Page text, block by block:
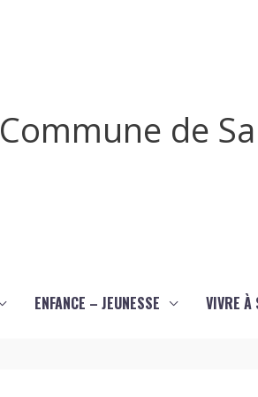
Commune de
ENFANCE – JEUNESSE VIVRE À